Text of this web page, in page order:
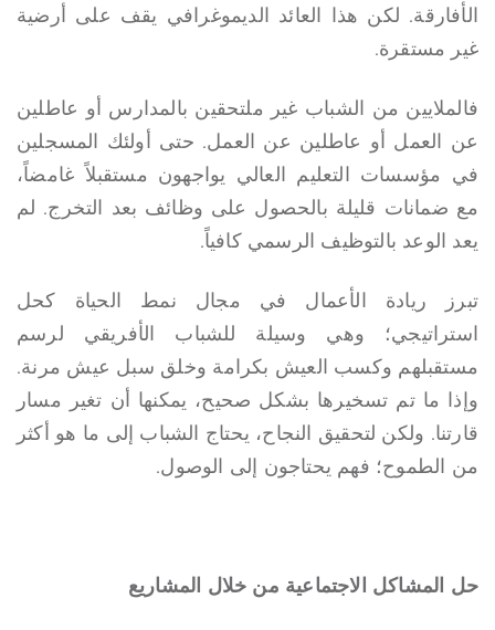
الأفارقة. لكن هذا العائد الديموغرافي يقف على أرضية
غير مستقرة.
فالملايين من الشباب غير ملتحقين بالمدارس أو عاطلين
عن العمل أو عاطلين عن العمل. حتى أولئك المسجلين
في مؤسسات التعليم العالي يواجهون مستقبلاً غامضاً،
مع ضمانات قليلة بالحصول على وظائف بعد التخرج. لم
يعد الوعد بالتوظيف الرسمي كافياً.
تبرز ريادة الأعمال في مجال نمط الحياة كحل
استراتيجي؛ وهي وسيلة للشباب الأفريقي لرسم
مستقبلهم وكسب العيش بكرامة وخلق سبل عيش مرنة.
وإذا ما تم تسخيرها بشكل صحيح، يمكنها أن تغير مسار
قارتنا. ولكن لتحقيق النجاح، يحتاج الشباب إلى ما هو أكثر
من الطموح؛ فهم يحتاجون إلى الوصول.
حل المشاكل الاجتماعية من خلال المشاريع